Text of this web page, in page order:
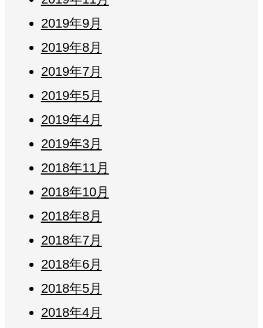
2019年9月
2019年8月
2019年7月
2019年5月
2019年4月
2019年3月
2018年11月
2018年10月
2018年8月
2018年7月
2018年6月
2018年5月
2018年4月